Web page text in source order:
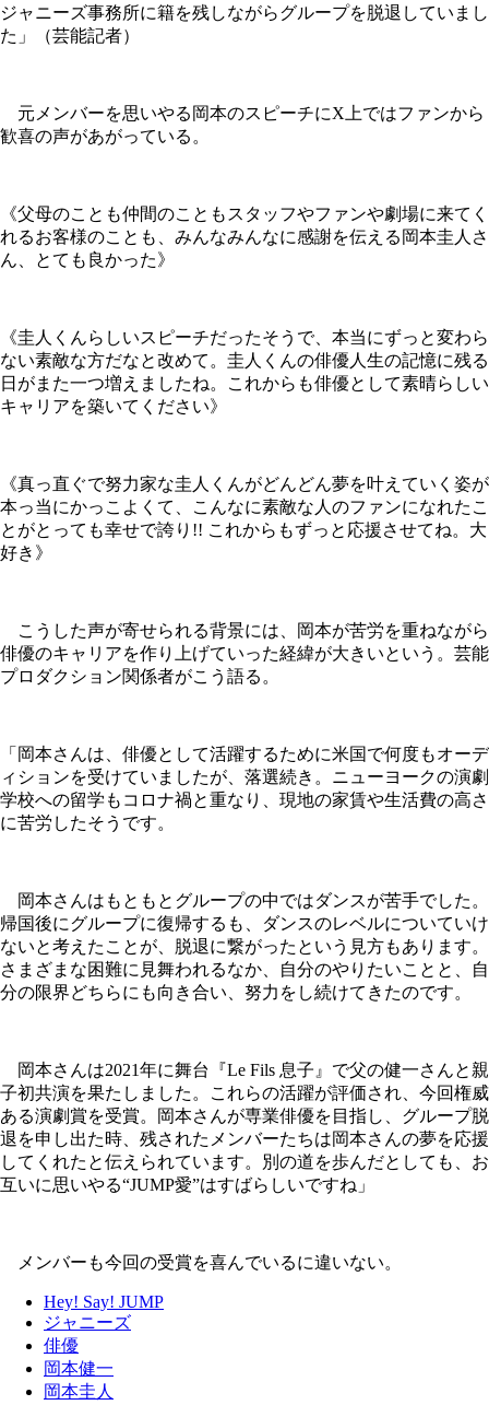
ジャニーズ事務所に籍を残しながらグループを脱退していまし
た」（芸能記者）
元メンバーを思いやる岡本のスピーチにX上ではファンから
歓喜の声があがっている。
《父母のことも仲間のこともスタッフやファンや劇場に来てく
れるお客様のことも、みんなみんなに感謝を伝える岡本圭人さ
ん、とても良かった》
《圭人くんらしいスピーチだったそうで、本当にずっと変わら
ない素敵な方だなと改めて。圭人くんの俳優人生の記憶に残る
日がまた一つ増えましたね。これからも俳優として素晴らしい
キャリアを築いてください》
《真っ直ぐで努力家な圭人くんがどんどん夢を叶えていく姿が
本っ当にかっこよくて、こんなに素敵な人のファンになれたこ
とがとっても幸せで誇り!! これからもずっと応援させてね。大
好き》
こうした声が寄せられる背景には、岡本が苦労を重ねながら
俳優のキャリアを作り上げていった経緯が大きいという。芸能
プロダクション関係者がこう語る。
「岡本さんは、俳優として活躍するために米国で何度もオーデ
ィションを受けていましたが、落選続き。ニューヨークの演劇
学校への留学もコロナ禍と重なり、現地の家賃や生活費の高さ
に苦労したそうです。
岡本さんはもともとグループの中ではダンスが苦手でした。
帰国後にグループに復帰するも、ダンスのレベルについていけ
ないと考えたことが、脱退に繋がったという見方もあります。
さまざまな困難に見舞われるなか、自分のやりたいことと、自
分の限界どちらにも向き合い、努力をし続けてきたのです。
岡本さんは2021年に舞台『Le Fils 息子』で父の健一さんと親
子初共演を果たしました。これらの活躍が評価され、今回権威
ある演劇賞を受賞。岡本さんが専業俳優を目指し、グループ脱
退を申し出た時、残されたメンバーたちは岡本さんの夢を応援
してくれたと伝えられています。別の道を歩んだとしても、お
互いに思いやる“JUMP愛”はすばらしいですね」
メンバーも今回の受賞を喜んでいるに違いない。
Hey! Say! JUMP
ジャニーズ
俳優
岡本健一
岡本圭人